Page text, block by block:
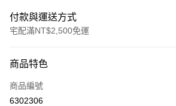
付款與運送方式
宅配滿NT$2,500免運
信用卡一次付款
Apple Pay
商品特色
商品編號
6302306